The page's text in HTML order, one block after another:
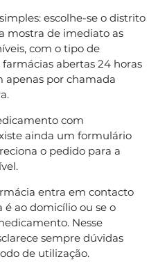
escolhe-se o distrito
mostra de imediato as
com o tipo de
abertas 24 horas
apenas por chamada
com
ainda um formulário
o pedido para a
entra em contacto
ao domicílio ou se o
Nesse
sempre dúvidas
de utilização.